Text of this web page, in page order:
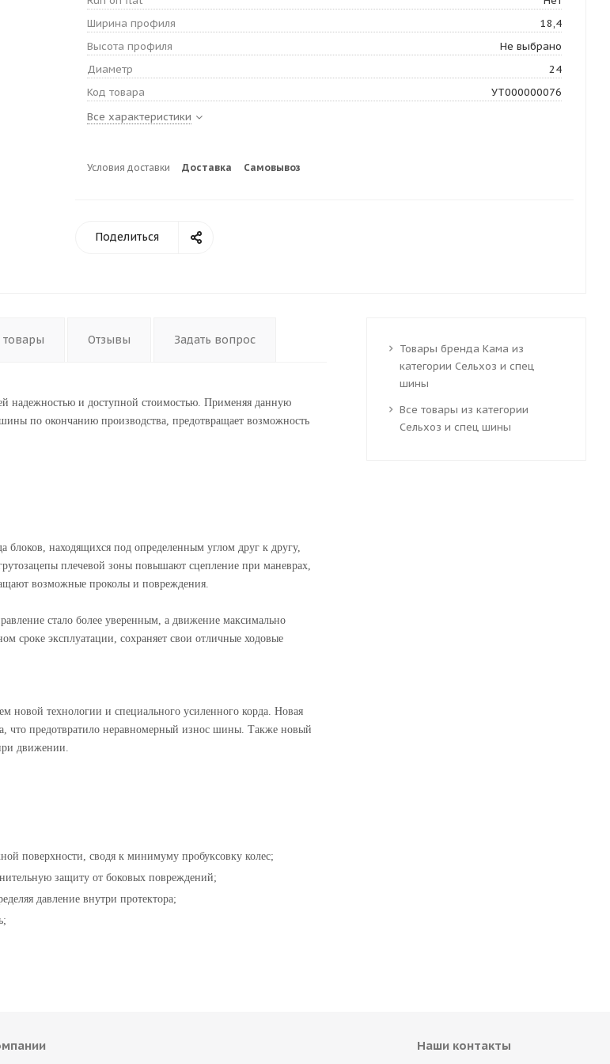
Ширина профиля
18,4
Высота профиля
Не выбрано
Диаметр
24
Код товара
УТ000000076
Все характеристики
Условия доставки Доставка Самовывоз
Поделиться
товары Отзывы Задать вопрос
надежностью и доступной стоимостью. Применяя данную
по окончанию производства, предотвращает возможность
находящихся под определенным углом друг к другу,
плечевой зоны повышают сцепление при маневрах,
возможные проколы и повреждения.
стало более уверенным, а движение максимально
сроке эксплуатации, сохраняет свои отличные ходовые
новой технологии и специального усиленного корда. Новая
что предотвратило неравномерный износ шины. Также новый
движении.
поверхности, сводя к минимуму пробуксовку колес;
защиту от боковых повреждений;
давление внутри протектора;
Товары бренда Кама из
категории Сельхоз и спец
шины
Все товары из категории
Сельхоз и спец шины
Наши контакты